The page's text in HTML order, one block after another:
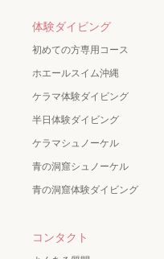
体験ダイビング
初めての方専用コース
ホエールスイム沖縄
ケラマ体験ダイビング
半日体験ダイビング
ケラマシュノーケル
青の洞窟シュノーケル
青の洞窟体験ダイビング
コンタクト